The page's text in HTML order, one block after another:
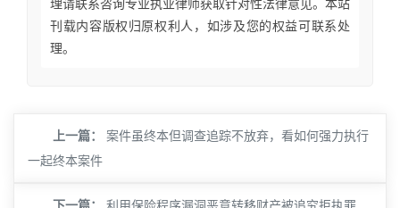
理请联系咨询专业执业律师获取针对性法律意见。本站
刊载内容版权归原权利人，如涉及您的权益可联系处
理。
上一篇：
案件虽终本但调查追踪不放弃，看如何强力执行
一起终本案件
下一篇： 利用保险程序漏洞恶意转移财产被追究拒执罪